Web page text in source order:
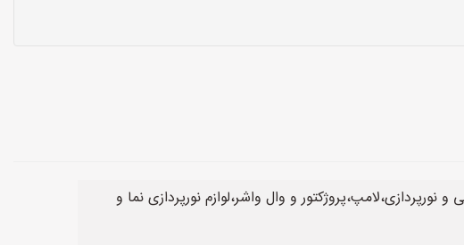
و وال واشر،لوازم نورپردازی نما و